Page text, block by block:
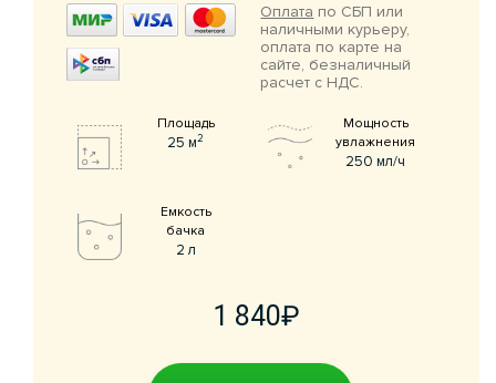
Оплата по СБП или
наличными курьеру,
оплата по карте на
сайте, безналичный
расчет с НДС.
Площадь
25 м2
Мощность
увлажнения
250 мл/ч
Емкость
бачка
2 л
1 840